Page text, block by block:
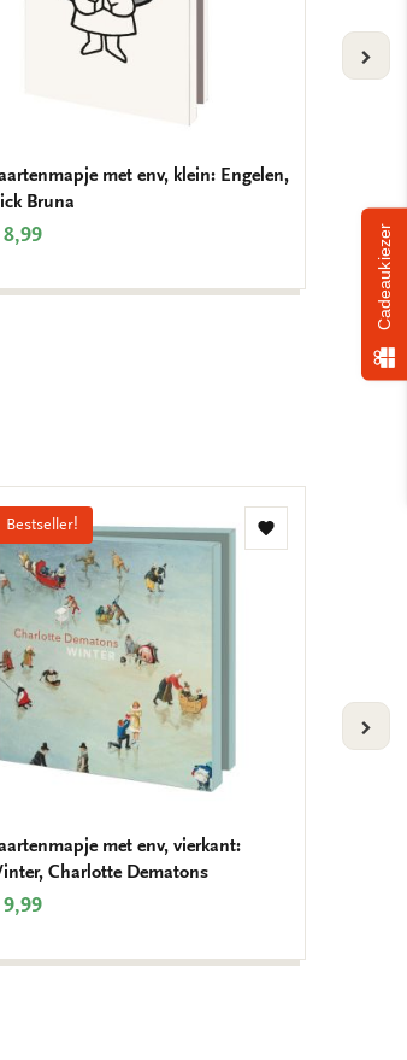
met env, klein: Engelen,
Bruna
€ 9,99
Bestseller!
Toevoegen
met env, vierkant:
Charlotte Dematons
Cadeaukiezer